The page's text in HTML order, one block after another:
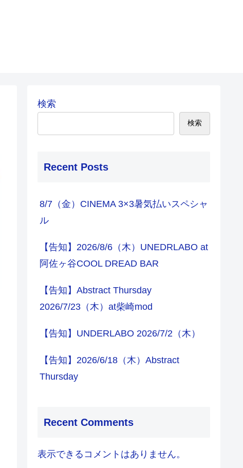
検索
検索
Recent Posts
8/7（金）CINEMA 3×3暑気払いスペシャ
ル
【告知】2026/8/6（木）UNEDRLABO at
阿佐ヶ谷COOL DREAD BAR
【告知】Abstract Thursday
2026/7/23（木）at柴崎mod
【告知】UNDERLABO 2026/7/2（木）
【告知】2026/6/18（木）Abstract
Thursday
Recent Comments
表示できるコメントはありません。